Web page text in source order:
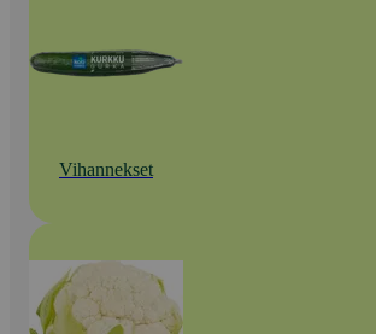
Vihannekset